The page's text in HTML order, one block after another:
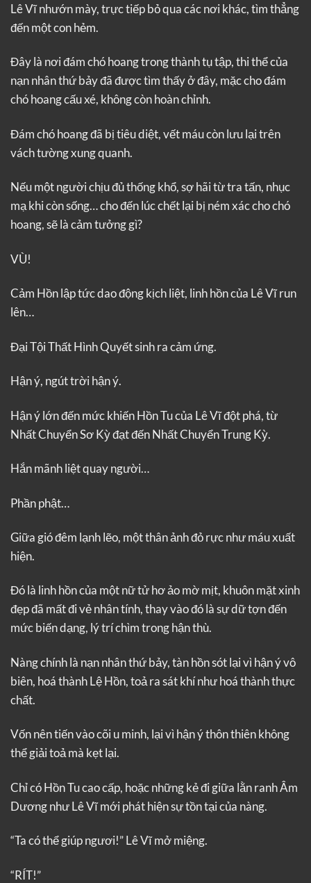
Lê Vĩ nhướn mày, trực tiếp bỏ qua các nơi khác, tìm thẳng
đến một con hẻm.
Đây là nơi đám chó hoang trong thành tụ tập, thi thể của
nạn nhân thứ bảy đã được tìm thấy ở đây, mặc cho đám
chó hoang cấu xé, không còn hoàn chỉnh.
Đám chó hoang đã bị tiêu diệt, vết máu còn lưu lại trên
vách tường xung quanh.
Nếu một người chịu đủ thống khổ, sợ hãi từ tra tấn, nhục
mạ khi còn sống… cho đến lúc chết lại bị ném xác cho chó
hoang, sẽ là cảm tưởng gì?
VÙ!
Cảm Hồn lập tức dao động kịch liệt, linh hồn của Lê Vĩ run
lên…
Đại Tội Thất Hình Quyết sinh ra cảm ứng.
Hận ý, ngút trời hận ý.
Hận ý lớn đến mức khiến Hồn Tu của Lê Vĩ đột phá, từ
Nhất Chuyển Sơ Kỳ đạt đến Nhất Chuyển Trung Kỳ.
Hắn mãnh liệt quay người…
Phần phật…
Giữa gió đêm lạnh lẽo, một thân ảnh đỏ rực như máu xuất
hiện.
Đó là linh hồn của một nữ tử hơ ảo mờ mịt, khuôn mặt xinh
đẹp đã mất đi vẻ nhân tính, thay vào đó là sự dữ tợn đến
mức biến dạng, lý trí chìm trong hận thù.
Nàng chính là nạn nhân thứ bảy, tàn hồn sót lại vì hận ý vô
biên, hoá thành Lệ Hồn, toả ra sát khí như hoá thành thực
chất.
Vốn nên tiến vào cõi u minh, lại vì hận ý thôn thiên không
thể giải toả mà kẹt lại.
Chỉ có Hồn Tu cao cấp, hoặc những kẻ đi giữa lằn ranh Âm
Dương như Lê Vĩ mới phát hiện sự tồn tại của nàng.
“Ta có thể giúp ngươi!” Lê Vĩ mở miệng.
“RÍT!”